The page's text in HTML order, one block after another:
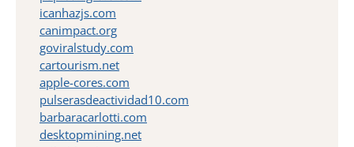
icanhazjs.com
canimpact.org
goviralstudy.com
cartourism.net
apple-cores.com
pulserasdeactividad10.com
barbaracarlotti.com
desktopmining.net